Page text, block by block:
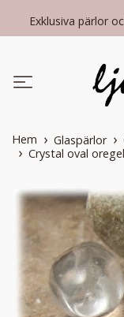
Exklusiva pärlor
Hem Glaspärlor
Crystal oval